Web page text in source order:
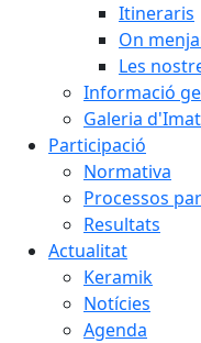
Itineraris
On
Les
Informació
Galeria
Participació
Normativa
Processos
Resultats
Actualitat
Keramik
Notícies
Agenda